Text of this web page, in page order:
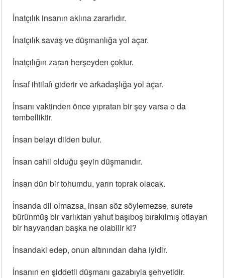
İnatçılık insanın aklına zararlıdır.
İnatçılık savaş ve düşmanlığa yol açar.
İnatçılığın zararı herşeyden çoktur.
İnsaf ihtilafı giderir ve arkadaşlığa yol açar.
İnsanı vaktinden önce yıpratan bir şey varsa o da
tembelliktir.
İnsan belayı dilden bulur.
İnsan cahil olduğu şeyin düşmanıdır.
İnsan dün bir tohumdu, yarın toprak olacak.
İnsanda dil olmazsa, insan söz söylemezse, surete
bürünmüş bir varlıktan yahut başıboş bırakılmış otlayan
bir hayvandan başka ne olabilir ki?
İnsandaki edep, onun altınından daha iyidir.
İnsanın en şiddetli düşmanı gazabıyla şehvetidir.